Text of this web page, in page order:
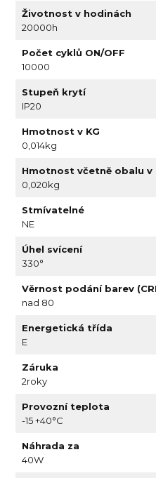
Životnost v hodinách
20000h
Počet cyklů ON/OFF
10000
Stupeň krytí
IP20
Hmotnost v KG
0,014kg
Hmotnost včetně obalu v
0,020kg
Stmívatelné
NE
Úhel svícení
330°
Věrnost podání barev
nad 80
Energetická třída
E
Záruka
2roky
Provozní teplota
-15 +40°C
Náhrada za
40W